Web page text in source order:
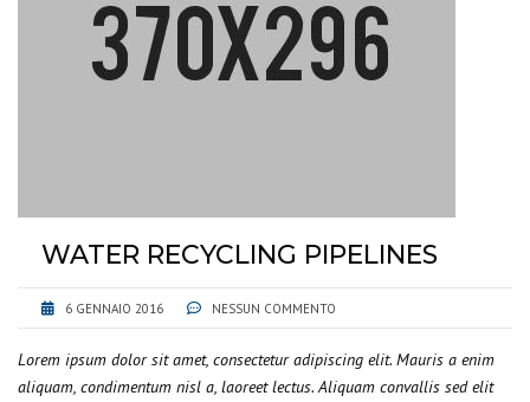
WATER RECYCLING PIPELINES
6 GENNAIO 2016 NESSUN COMMENTO
Lorem ipsum dolor sit amet, consectetur adipiscing elit. Mauris a enim
aliquam, condimentum nisl a, laoreet lectus. Aliquam convallis sed elit